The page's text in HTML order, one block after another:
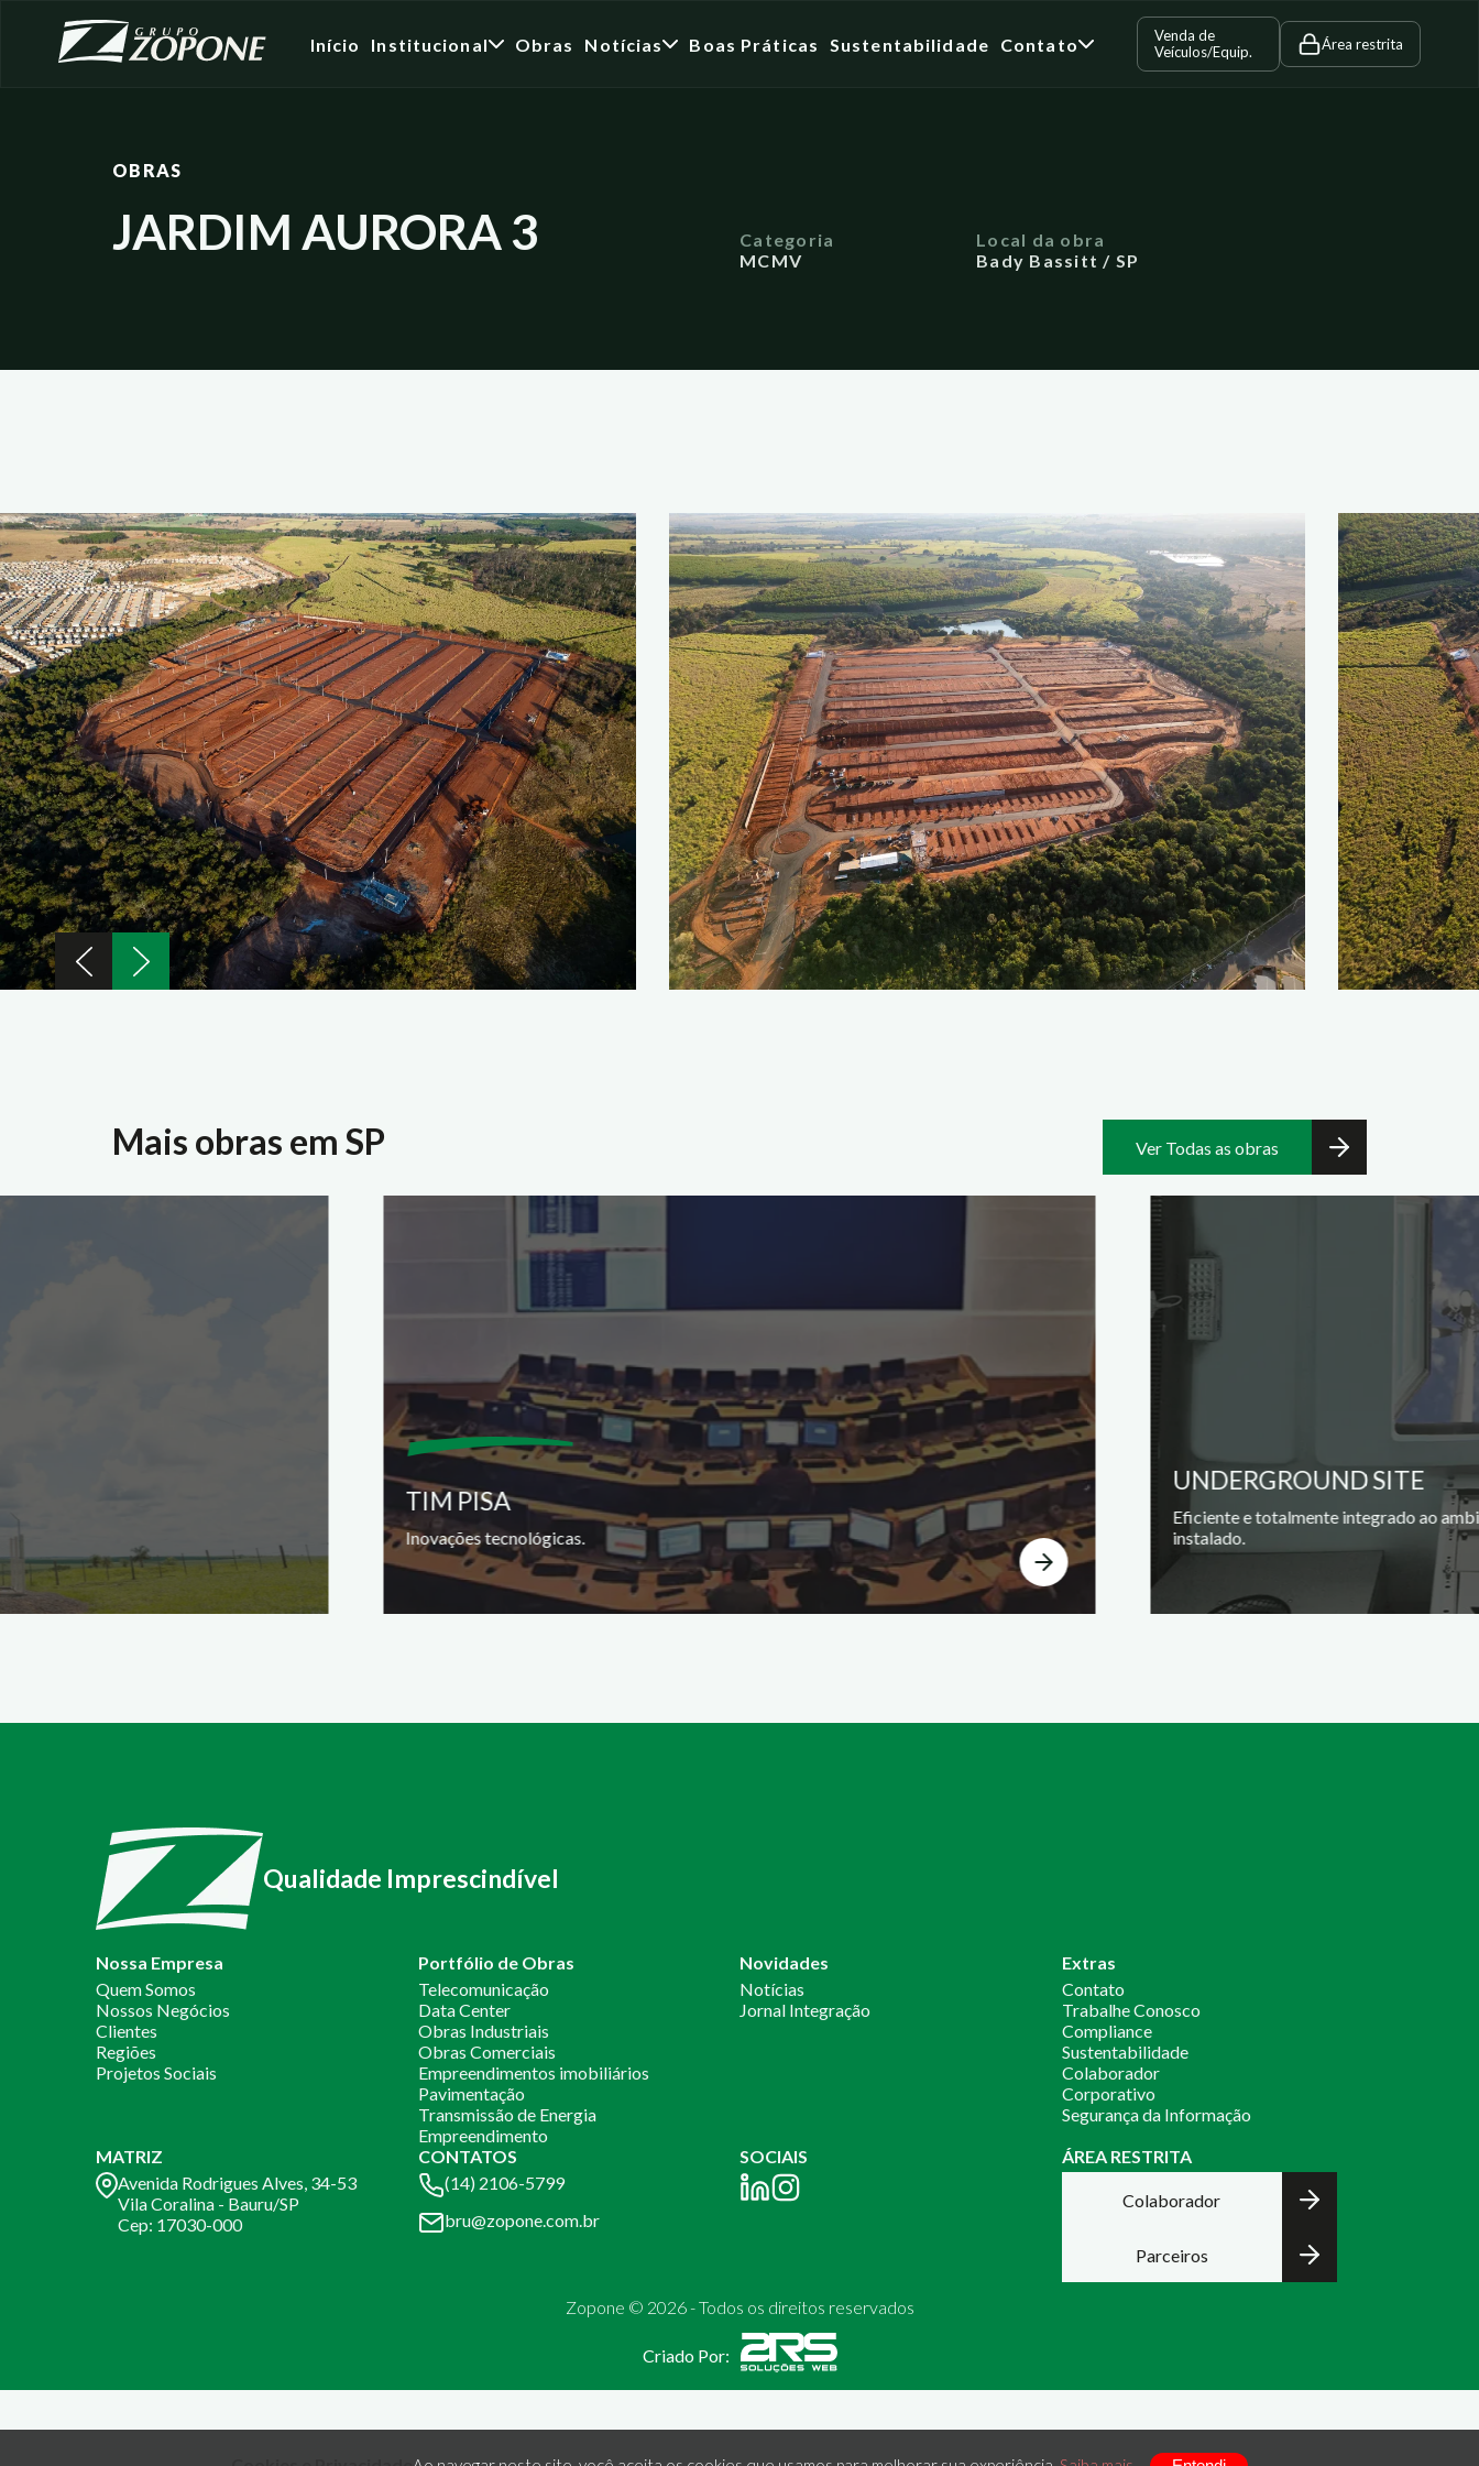
Início Institucional Obras Notícias Boas Práticas Sustentabilidade Contato
Venda de
Veículos/Equip.
Área restrita
OBRAS
JARDIM AURORA 3
Categoria
MCMV
Local da obra
Bady Bassitt / SP
Mais obras em SP Ver Todas as obras
TIM PISA
Inovações tecnológicas.
UNDERGROUND SITE
Eficiente e totalmente integrado ao
instalado.
Qualidade Imprescindível
Nossa Empresa
Quem Somos
Nossos Negócios
Clientes
Regiões
Projetos Sociais
Portfólio de Obras
Telecomunicação
Data Center
Obras Industriais
Obras Comerciais
Empreendimentos imobiliários
Pavimentação
Transmissão de Energia
Empreendimento
Novidades
Notícias
Jornal Integração
Extras
Contato
Trabalhe Conosco
Compliance
Sustentabilidade
Colaborador
Corporativo
Segurança da Informação
MATRIZ
Avenida Rodrigues Alves, 34-53
Vila Coralina - Bauru/SP
Cep: 17030-000
CONTATOS
(14) 2106-5799
bru@zopone.com.br
SOCIAIS ÁREA RESTRITA
Colaborador
Parceiros
Zopone © 2026 - Todos os direitos reservados
Criado Por: